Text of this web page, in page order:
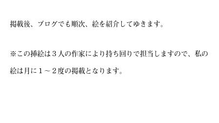
掲載後、ブログでも順次、絵を紹介してゆきます。
※この挿絵は３人の作家により持ち回りで担当しますので、私の
絵は月に１～２度の掲載となります。